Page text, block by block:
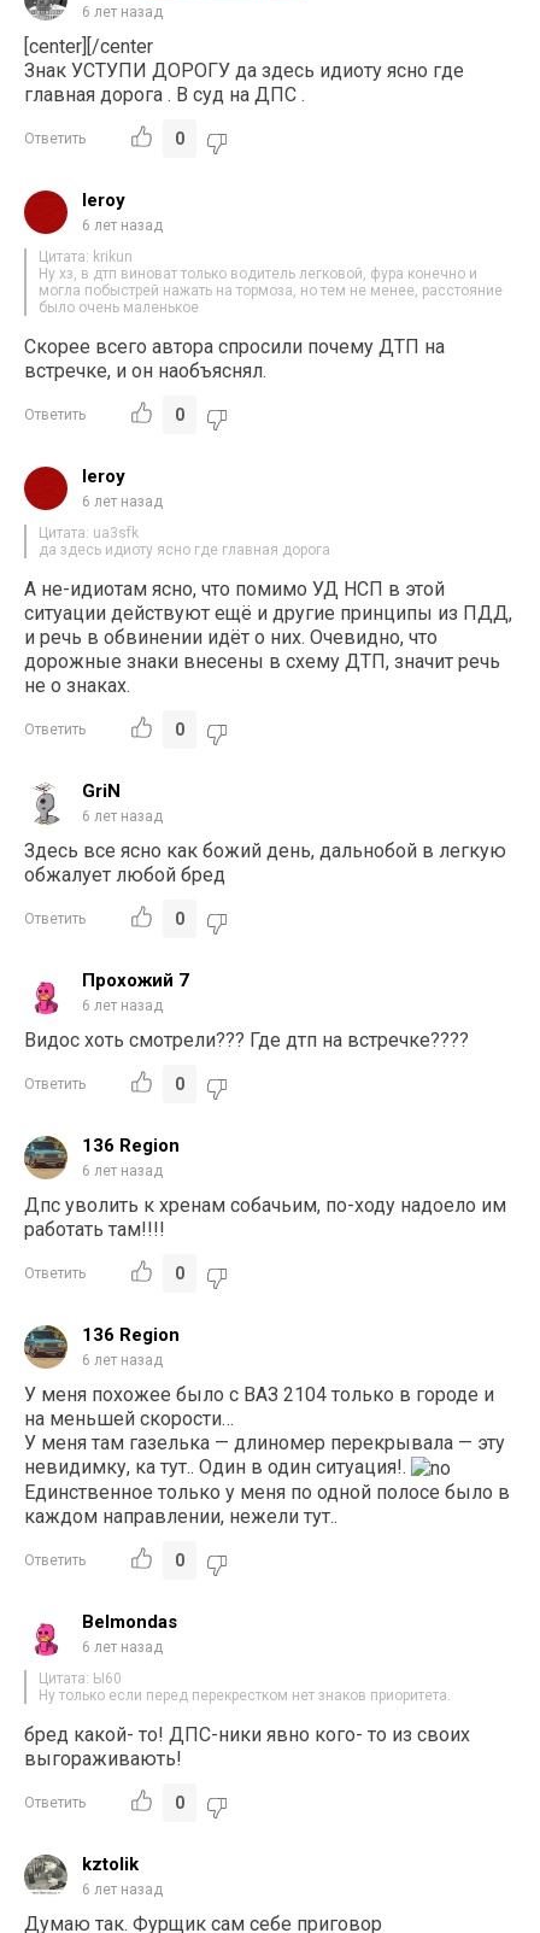
6 лет назад
[center] [/center
Знак УСТУПИ ДОРОГУ да здесь идиоту ясно где
главная дорога . В суд на ДПС .
Ответить 0
leroy
6 лет назад
Цитата: krikun
Ну хз, в дтп виноват только водитель легковой, фура конечно и
могла побыстрей нажать на тормоза, но тем не менее, расстояние
было очень маленькое
Скорее всего автора спросили почему ДТП на
встречке, и он наобъяснял.
Ответить 0
leroy
6 лет назад
Цитата: ua3sfk
да здесь идиоту ясно где главная дорога
А не-идиотам ясно, что помимо УД НСП в этой
ситуации действуют ещё и другие принципы из ПДД,
и речь в обвинении идёт о них. Очевидно, что
дорожные знаки внесены в схему ДТП, значит речь
не о знаках.
Ответить 0
GriN
6 лет назад
Здесь все ясно как божий день, дальнобой в легкую
обжалует любой бред
Ответить 0
Прохожий 7
6 лет назад
Видос хоть смотрели??? Где дтп на встречке????
Ответить 0
136 Region
6 лет назад
Дпс уволить к хренам собачьим, по-ходу надоело им
работать там!!!!
Ответить 0
136 Region
6 лет назад
У меня похожее было с ВАЗ 2104 только в городе и
на меньшей скорости…
У меня там газелька — длиномер перекрывала — эту
невидимку, ка тут.. Один в один ситуация!.
Единственное только у меня по одной полосе было в
каждом направлении, нежели тут..
Ответить 0
Belmondas
6 лет назад
Цитата: Ы60
Ну только если перед перекрестком нет знаков приоритета.
бред какой- то! ДПС-ники явно кого- то из своих
выгораживають!
Ответить 0
kztolik
6 лет назад
Думаю так. Фурщик сам себе приговор